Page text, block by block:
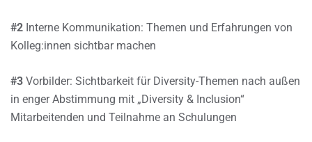
#2 Interne Kommunikation: Themen und Erfahrungen von
Kolleg:innen sichtbar machen
#3 Vorbilder: Sichtbarkeit für Diversity-Themen nach außen
in enger Abstimmung mit „Diversity & Inclusion“
Mitarbeitenden und Teilnahme an Schulungen